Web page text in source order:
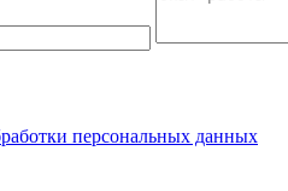
персональных данных